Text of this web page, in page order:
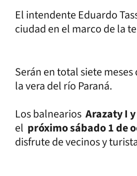
El intendente Eduardo
ciudad en el marco de la
Serán en total siete
la vera del río Paraná.
Los balnearios Arazaty I
el próximo sábado 1 de
disfrute de vecinos y